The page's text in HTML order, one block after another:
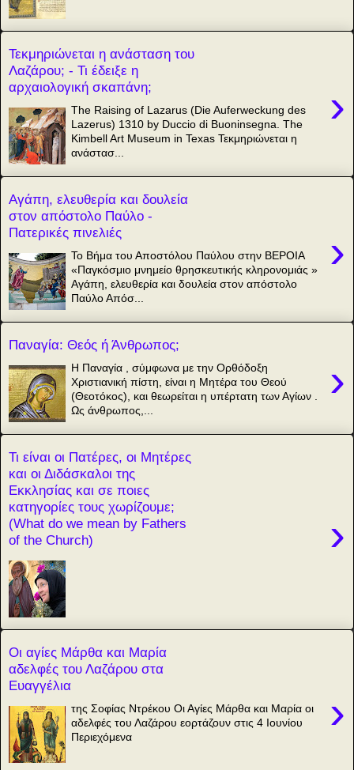
Τεκμηριώνεται η ανάσταση του
Λαζάρου; - Τι έδειξε η
αρχαιολογική σκαπάνη;
›
The Raising of Lazarus (Die Auferweckung des
Lazerus) 1310 by Duccio di Buoninsegna. The
Kimbell Art Museum in Texas Τεκμηριώνεται η
ανάστασ...
Αγάπη, ελευθερία και δουλεία
στον απόστολο Παύλο -
Πατερικές πινελιές
›
Το Βήμα του Αποστόλου Παύλου στην ΒΕΡΟΙΑ
«Παγκόσμιο μνημείο θρησκευτικής κληρονομιάς »
Αγάπη, ελευθερία και δουλεία στον απόστολο
Παύλο Απόσ...
Παναγία: Θεός ή Άνθρωπος;
›
Η Παναγία , σύμφωνα με την Ορθόδοξη
Χριστιανική πίστη, είναι η Μητέρα του Θεού
(Θεοτόκος), και θεωρείται η υπέρτατη των Αγίων .
Ως άνθρωπος,...
Τι είναι οι Πατέρες, οι Μητέρες
και οι Διδάσκαλοι της
Εκκλησίας και σε ποιες
κατηγορίες τους χωρίζουμε;
(What do we mean by Fathers
of the Church)
›
Οι αγίες Μάρθα και Μαρία
αδελφές του Λαζάρου στα
Ευαγγέλια
›
της Σοφίας Ντρέκου Οι Αγίες Μάρθα και Μαρία οι
αδελφές του Λαζάρου εορτάζουν στις 4 Ιουνίου
Περιεχόμενα